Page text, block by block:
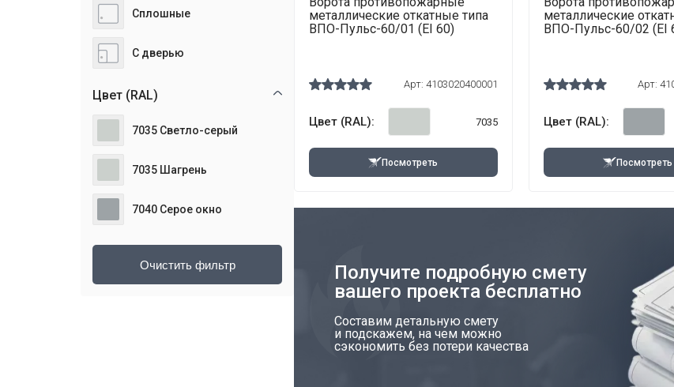
Сплошные
С дверью
Цвет (RAL)
7035 Светло-серый
7035 Шагрень
7040 Серое окно
металлические откатные типа
ВПО-Пульс-60/01 (EI 60)
Арт: 4103020400001
Цвет (RAL): 7035
Посмотреть
металлические
ВПО-Пульс-60/02 (EI
Арт:
Цвет (RAL):
Посмотреть
Получите подробную смету
вашего проекта бесплатно
Составим детальную смету
и подскажем, на чем можно
сэкономить без потери качества